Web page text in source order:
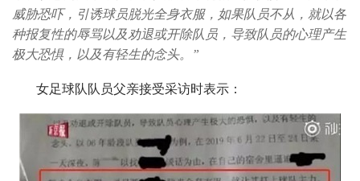
威胁恐吓，引诱球员脱光全身衣服，如果队员不从，就以各
种报复性的辱骂以及劝退或开除队员，导致队员的心理产生
极大恐惧，以及有轻生的念头。”
女足球队队员父亲接受采访时表示：